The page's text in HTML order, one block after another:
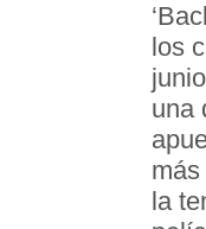
los
una
la